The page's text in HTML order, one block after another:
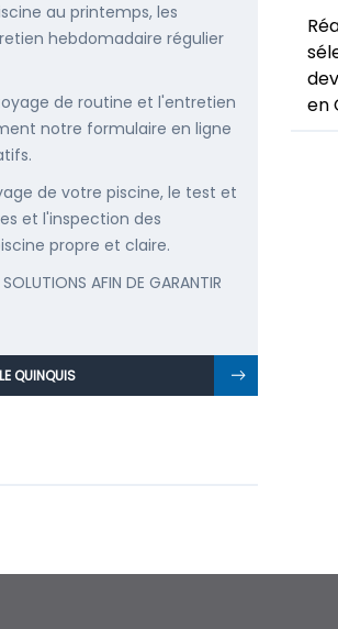
au printemps, les
hebdomadaire régulier
de routine et l'entretien
notre formulaire en ligne
de votre piscine, le test et
et l'inspection des
propre et claire.
AFIN DE GARANTIR
QUINQUIS
en